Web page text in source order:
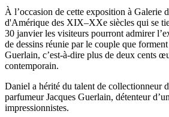
À l’occasion de cette exposition à Galerie
d'Amérique des XIX–XXe siècles qui se
30 janvier les visiteurs pourront admirer
de dessins réunie par le couple que
Guerlain, c’est-à-dire plus de deux cents
contemporain.
Daniel a hérité du talent de collectionneur
parfumeur Jacques Guerlain, détenteur
impressionnistes.